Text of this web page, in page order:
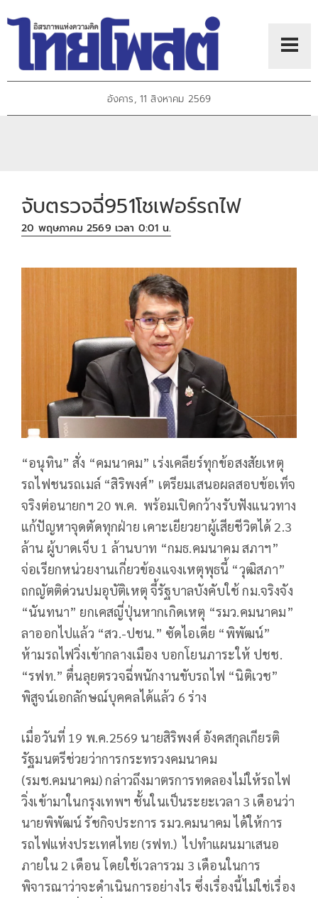
อังคาร, 11 สิงหาคม 2569
จับตรวจฉี่951โชเฟอร์รถไฟ
20 พฤษภาคม 2569 เวลา 0:01 น.
“อนุทิน” สั่ง “คมนาคม” เร่งเคลียร์ทุกข้อสงสัยเหตุ
รถไฟชนรถเมล์ “สิริพงศ์” เตรียมเสนอผลสอบข้อเท็จ
จริงต่อนายกฯ 20 พ.ค. พร้อมเปิดกว้างรับฟังแนวทาง
แก้ปัญหาจุดตัดทุกฝ่าย เคาะเยียวยาผู้เสียชีวิตได้ 2.3
ล้าน ผู้บาดเจ็บ 1 ล้านบาท “กมธ.คมนาคม สภาฯ”
จ่อเรียกหน่วยงานเกี่ยวข้องแจงเหตุพุธนี้ “วุฒิสภา”
ถกญัตติด่วนปมอุบัติเหตุ จี้รัฐบาลบังคับใช้ กม.จริงจัง
“นันทนา” ยกเคสญี่ปุ่นหากเกิดเหตุ “รมว.คมนาคม”
ลาออกไปแล้ว “สว.-ปชน.” ซัดไอเดีย “พิพัฒน์”
ห้ามรถไฟวิ่งเข้ากลางเมือง บอกโยนภาระให้ ปชช.
“รฟท.” ตื่นลุยตรวจฉี่พนักงานขับรถไฟ “นิติเวช”
พิสูจน์เอกลักษณ์บุคคลได้แล้ว 6 ร่าง
เมื่อวันที่ 19 พ.ค.2569 นายสิริพงศ์ อังคสกุลเกียรติ
รัฐมนตรีช่วยว่าการกระทรวงคมนาคม
(รมช.คมนาคม) กล่าวถึงมาตรการทดลองไม่ให้รถไฟ
วิ่งเข้ามาในกรุงเทพฯ ชั้นในเป็นระยะเวลา 3 เดือนว่า
นายพิพัฒน์ รัชกิจประการ รมว.คมนาคม ได้ให้การ
รถไฟแห่งประเทศไทย (รฟท.) ไปทำแผนมาเสนอ
ภายใน 2 เดือน โดยใช้เวลารวม 3 เดือนในการ
พิจารณาว่าจะดำเนินการอย่างไร ซึ่งเรื่องนี้ไม่ใช่เรื่อง